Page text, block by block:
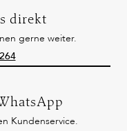
direkt
gerne weiter.
Kundenservice.